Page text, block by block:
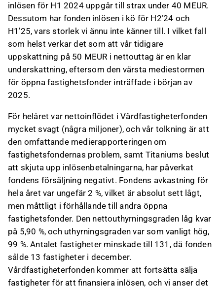
inlösen för H1 2024 uppgår till strax under 40 MEUR.
Dessutom har fonden inlösen i kö för H2’24 och
H1’25, vars storlek vi ännu inte känner till. I vilket fall
som helst verkar det som att vår tidigare
uppskattning på 50 MEUR i nettouttag är en klar
underskattning, eftersom den värsta mediestormen
för öppna fastighetsfonder inträffade i början av
2025.
För helåret var nettoinflödet i Vårdfastigheterfonden
mycket svagt (några miljoner), och vår tolkning är att
den omfattande medierapporteringen om
fastighetsfondernas problem, samt Titaniums beslut
att skjuta upp inlösenbetalningarna, har påverkat
fondens försäljning negativt. Fondens avkastning för
hela året var ungefär 2 %, vilket är absolut sett lågt,
men måttligt i förhållande till andra öppna
fastighetsfonder. Den nettouthyrningsgraden låg kvar
på 5,90 %, och uthyrningsgraden var som vanligt hög,
99 %. Antalet fastigheter minskade till 131, då fonden
sålde 13 fastigheter i december.
Vårdfastigheterfonden kommer att fortsätta sälja
fastigheter för att finansiera inlösen, och vi anser det